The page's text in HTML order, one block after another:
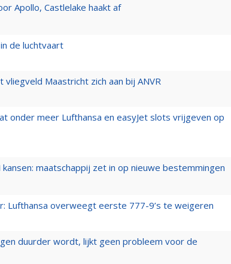
Apollo, Castlelake haakt af
de luchtvaart
Maastricht zich aan bij ANVR
onder meer Lufthansa en easyJet slots vrijgeven op
maatschappij zet in op nieuwe bestemmingen
Lufthansa overweegt eerste 777-9’s te weigeren
duurder wordt, lijkt geen probleem voor de